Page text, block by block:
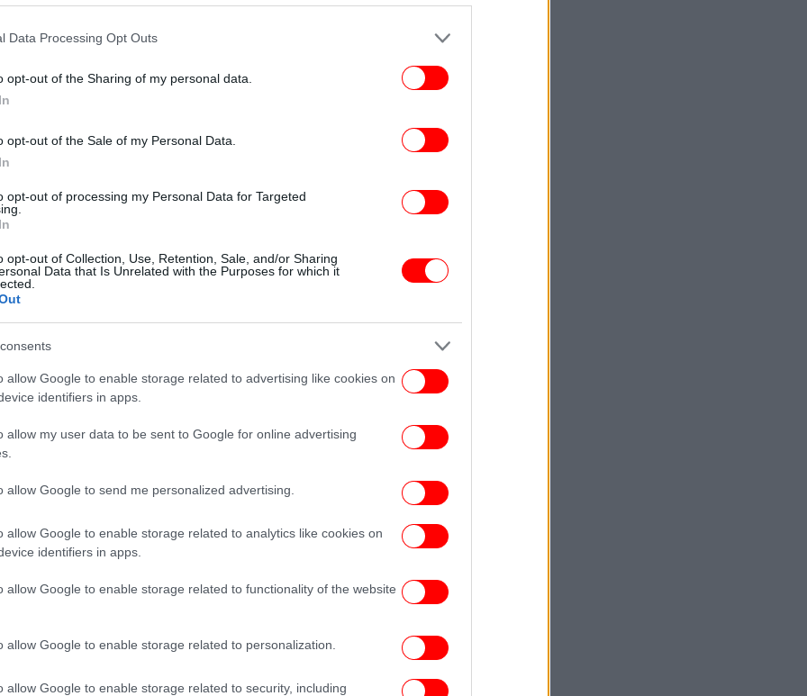
Data Processing Opt Outs
opt-out of the Sharing of my personal data.
opt-out of the Sale of my Personal Data.
opt-out of processing my Personal Data for Targeted
opt-out of Collection, Use, Retention, Sale, and/or Sharing
Data that Is Unrelated with the Purposes for which it
allow Google to enable storage related to advertising like cookies on
identifiers in apps.
allow my user data to be sent to Google for online advertising
allow Google to send me personalized advertising.
allow Google to enable storage related to analytics like cookies on
identifiers in apps.
allow Google to enable storage related to functionality of the website
allow Google to enable storage related to personalization.
allow Google to enable storage related to security, including
Δήμος Αθηναίων: Παραδόθηκαν οι
σχολείων
ΕΛΛΑΔΑ 23/06/2026 10:47
αναβάθμιση τριών σχολείων στην
Αγ. Παρασκευή: «Επενδύουμε
ΟΙΚΟΝΟΜΙΑ 18/06/2026 20:54
Αναβάθμιση της πιστοληπτικής
αξιολόγησης της ΔΕΗ σε ΒΒ με
Αναβάθμιση της πιστοληπτικής
S&P Global Ratings